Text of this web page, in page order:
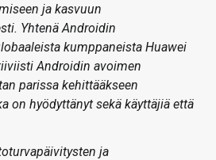
ja kasvuun
Yhtenä Androidin
kumppaneista Huawei
Androidin avoimen
parissa kehittääkseen
on hyödyttänyt sekä käyttäjiä että
ja